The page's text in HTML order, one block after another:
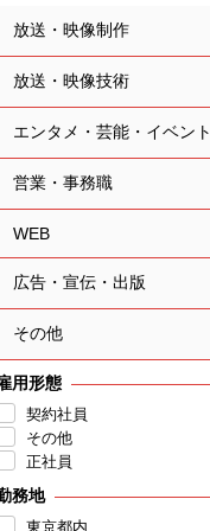
放送・映像制作
放送・映像技術
エンタメ・芸能・イベント
営業・事務職
WEB
広告・宣伝・出版
その他
用形態
契約社員
その他
正社員
務地
東京都内